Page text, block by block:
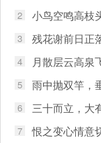
2 小鸟空鸣高枝
3 残花谢前日正
4 月散层云高泉
5 雨中抛双竿，
6 三十而立，大
7 恨之变心情意